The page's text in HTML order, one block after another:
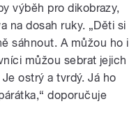
výběh pro dikobrazy,
na dosah ruky. „Děti si
sáhnout. A můžou ho i
můžou sebrat jejich
ostrý a tvrdý. Já ho
doporučuje